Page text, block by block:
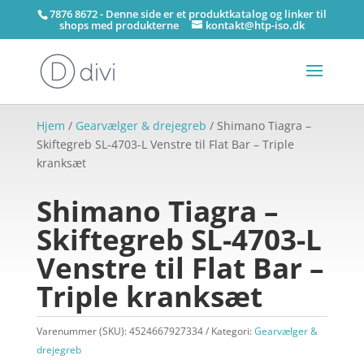
7876 8672 - Denne side er et produktkatalog og linker til
shops med produkterne kontakt@htp-iso.dk
Hjem / Gearvælger & drejegreb / Shimano Tiagra –
Skiftegreb SL-4703-L Venstre til Flat Bar – Triple
kranksæt
Shimano Tiagra –
Skiftegreb SL-4703-L
Venstre til Flat Bar –
Triple kranksæt
Varenummer (SKU):4524667927334 Kategori:Gearvælger &
drejegreb